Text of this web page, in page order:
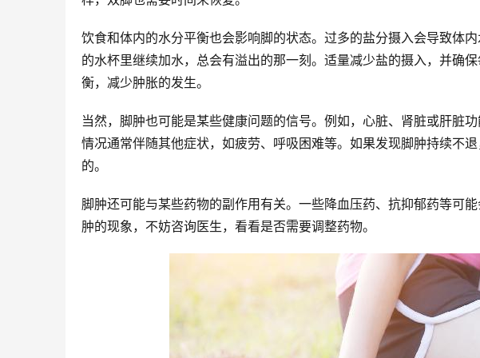
饮食和体内的水分平衡也会影响脚的状态。过多的盐分摄入会导致体
的水杯里继续加水，总会有溢出的那一刻。适量减少盐的摄入，并确
衡，减少肿胀的发生。
当然，脚肿也可能是某些健康问题的信号。例如，心脏、肾脏或肝脏
情况通常伴随其他症状，如疲劳、呼吸困难等。如果发现脚肿持续不
的。
脚肿还可能与某些药物的副作用有关。一些降血压药、抗抑郁药等可
肿的现象，不妨咨询医生，看看是否需要调整药物。